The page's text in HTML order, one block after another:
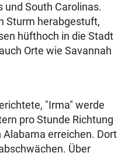
und South Carolinas.
Sturm herabgestuft,
hüfthoch in die Stadt
Orte wie Savannah
"Irma" werde
pro Stunde Richtung
Alabama erreichen. Dort
Über